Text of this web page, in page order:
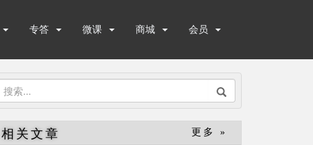
专答 微课 商城 会员
搜
：
相关文章 更多 »